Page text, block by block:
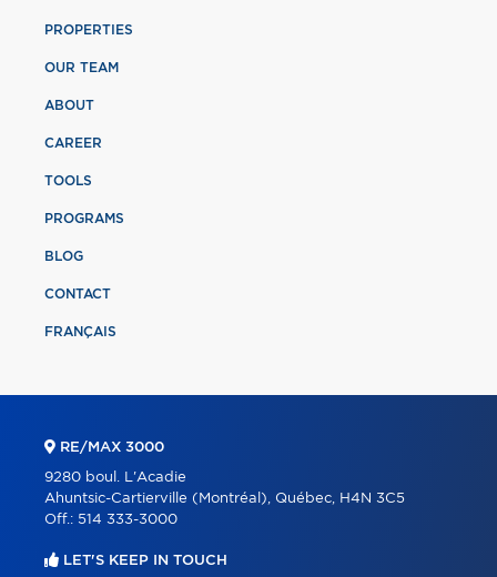
PROPERTIES
OUR TEAM
ABOUT
CAREER
TOOLS
PROGRAMS
BLOG
CONTACT
FRANÇAIS
RE/MAX 3000
9280 boul. L'Acadie
Ahuntsic-Cartierville (Montréal), Québec, H4N 3C5
Off.: 514 333-3000
LET'S KEEP IN TOUCH